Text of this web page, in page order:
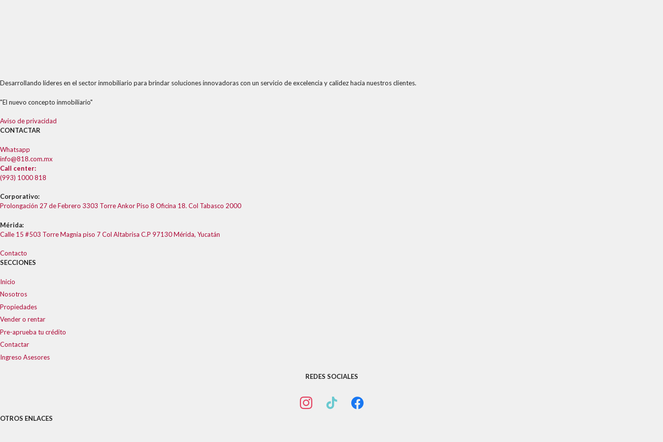
Desarrollando líderes en el sector inmobiliario para brindar soluciones innovadoras con un servicio de excelencia y calidez hacia nuestros clientes.
"El nuevo concepto inmobiliario"
Aviso de privacidad
CONTACTAR
Whatsapp
info@818.com.mx
Call center:
(993) 1000 818
Corporativo:
Prolongación 27 de Febrero 3303 Torre Ankor Piso 8 Oficina 18. Col Tabasco 2000
Mérida:
Calle 15 #503 Torre Magnia piso 7 Col Altabrisa C.P 97130 Mérida, Yucatán
Contacto
SECCIONES
Inicio
Nosotros
Propiedades
Vender o rentar
Pre-aprueba tu crédito
Contactar
Ingreso Asesores
REDES SOCIALES
OTROS ENLACES